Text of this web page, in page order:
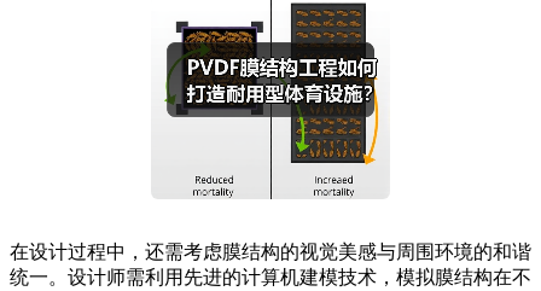
在设计过程中，还需考虑膜结构的视觉美感与周围环境的和谐
统一。设计师需利用先进的计算机建模技术，模拟膜结构在不